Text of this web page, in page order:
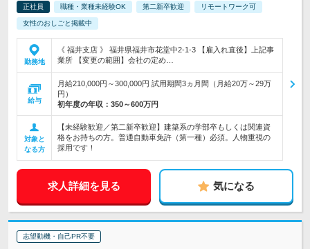
正社員 職種・業種未経験OK 第二新卒歓迎 リモートワーク可
女性のおしごと掲載中
勤務地
《 福井支店 》 福井県福井市花堂中2-1-3 【雇入れ直後】上記事
業所 【変更の範囲】会社の定め…
給与
月給210,000円～300,000円 試用期間3ヵ月間（月給20万～29万
円）
初年度の年収： 350～600万円
対象と
なる方
【未経験歓迎／第二新卒歓迎】建築系の学部卒もしくは関連資
格をお持ちの方。普通自動車免許（第一種）必須。人物重視の
採用です！
求人詳細を見る 気になる
志望動機・自己PR不要